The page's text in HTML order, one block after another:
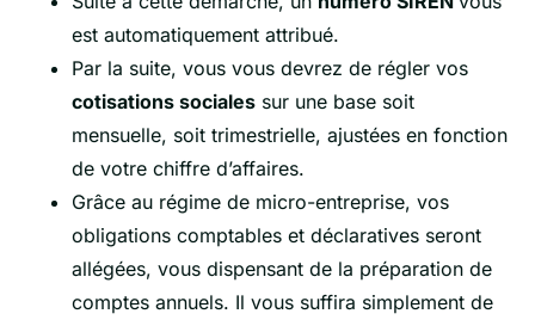
est automatiquement attribué.
Par la suite, vous vous devrez de régler vos
cotisations sociales sur une base soit
mensuelle, soit trimestrielle, ajustées en fonction
de votre chiffre d’affaires.
Grâce au régime de micro-entreprise, vos
obligations comptables et déclaratives seront
allégées, vous dispensant de la préparation de
comptes annuels. Il vous suffira simplement de